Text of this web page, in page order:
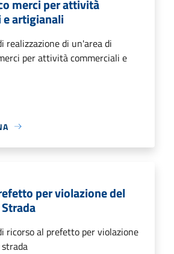
merci per attività
artigianali
realizzazione di un'area di
per attività commerciali e
per violazione del
ricorso al prefetto per violazione